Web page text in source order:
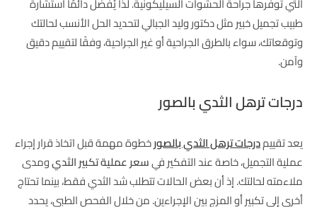
التي توفرها جراحة الحشوات السيليكونية. لذا يُفضّل دائمًا استشارة
طبيب تجميل خبير مثل دكتور وليد الجبالي لتحديد الحل الأنسب لحالتك
وتوقعاتك، سواء بالطرق الجراحية أو غير الجراحية، وفقًا لتقييم دقيق
وآمن.
درجات ترهل الثدي بالصور
يعد تقييمدرجات ترهل الثدي بالصورخطوة مهمة قبل اتخاذ قرار إجراء
عملية التجميل، خاصة عند التفكير فيسعر عملية تكبير الثديومدى
ملاءمته لحالتك. إذ أن بعض الحالات تتطلب شد الثدي فقط، بينما تحتاج
أخرى إلى تكبير أو المزج بين الإجراءين. من خلال الفحص الطبي، يحدد